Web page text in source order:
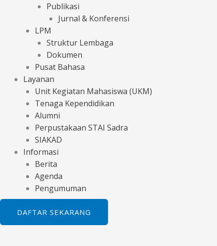
Publikasi
Jurnal & Konferensi
LPM
Struktur Lembaga
Dokumen
Pusat Bahasa
Layanan
Unit Kegiatan Mahasiswa (UKM)
Tenaga Kependidikan
Alumni
Perpustakaan STAI Sadra
SIAKAD
Informasi
Berita
Agenda
Pengumuman
DAFTAR SEKARANG